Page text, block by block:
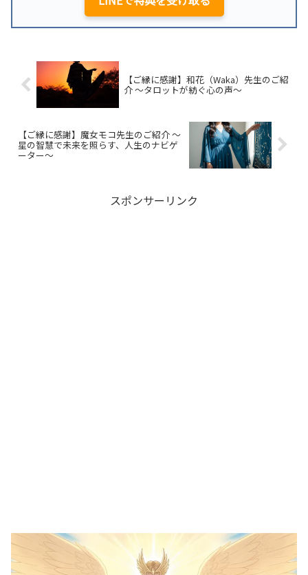
【ご縁に感謝】和花（Waka）先生のご紹
介 ～タロットが紡ぐ心の声～
【ご縁に感謝】魔女モコ先生のご紹介 ～
星の智慧で未来を照らす、人生のナビゲ
ーター～
スポンサーリンク